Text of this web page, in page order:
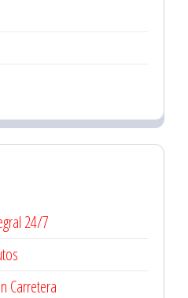
24/7
Carretera